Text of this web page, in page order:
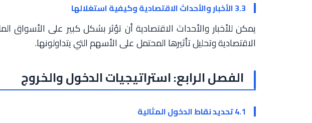
3.3 الأخبار والأحداث الاقتصادية وكيفية استغلالها
يمكن للأخبار والأحداث الاقتصادية أن تؤثر بشكل كبير على الأسواق
الاقتصادية وتحليل تأثيرها المحتمل على الأسهم التي يتداولونها.
الفصل الرابع: استراتيجيات الدخول والخروج
4.1 تحديد نقاط الدخول المثالية